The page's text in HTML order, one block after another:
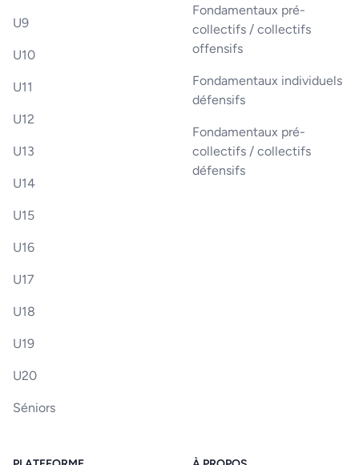
U9
U10
U11
U12
U13
U14
U15
U16
U17
U18
U19
U20
Séniors
Fondamentaux pré-
collectifs / collectifs
offensifs
Fondamentaux individuels
défensifs
Fondamentaux pré-
collectifs / collectifs
défensifs